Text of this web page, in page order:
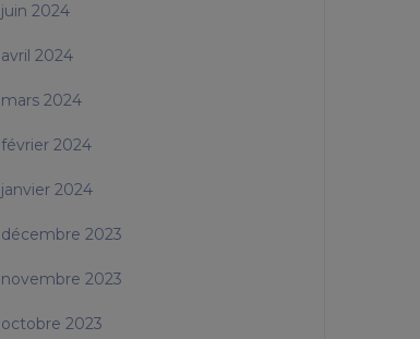
juin 2024
avril 2024
mars 2024
février 2024
janvier 2024
décembre 2023
novembre 2023
octobre 2023